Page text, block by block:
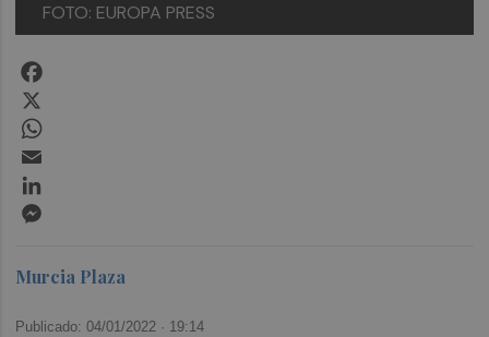
FOTO: EUROPA PRESS
Murcia Plaza
Publicado: 04/01/2022 · 19:14